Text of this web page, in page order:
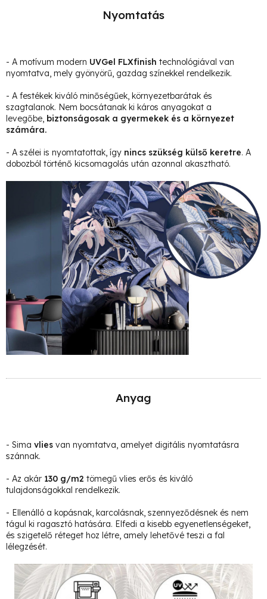
Nyomtatás
- A motívum modern UVGel FLXfinish technológiával van
nyomtatva, mely gyönyörű, gazdag színekkel rendelkezik.
- A festékek kiváló minőségűek, környezetbarátak és
szagtalanok. Nem bocsátanak ki káros anyagokat a
levegőbe, biztonságosak a gyermekek és a környezet
számára.
- A szélei is nyomtatottak, így nincs szükség külső keretre. A
dobozból történő kicsomagolás után azonnal akasztható.
Anyag
- Sima vlies van nyomtatva, amelyet digitális nyomtatásra
szánnak.
- Az akár 130 g/m2 tömegű vlies erős és kiváló
tulajdonságokkal rendelkezik.
- Ellenálló a kopásnak, karcolásnak, szennyeződésnek és nem
tágul ki ragasztó hatására. Elfedi a kisebb egyenetlenségeket,
és szigetelő réteget hoz létre, amely lehetővé teszi a fal
lélegzését.